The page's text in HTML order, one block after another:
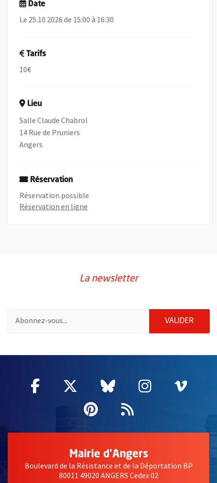
Date
Le 25.10.2026 de 15:00 à 16:30
Tarifs
10€
Lieu
Salle Claude Chabrol
14 Rue de Pruniers
Angers
Réservation
Réservation possible
Réservation en ligne
La newsletter
VALIDER
Facebook
, Ouvre une nouvelle fenêtre
Twitter
, Ouvre une nouvelle
Bluesky
, Ouvre une
Instagram
, Ouvre
,
Pinterest
, Ouvre une
Flux RSS
Mairie d'Angers
Boulevard de la Résistance et de la Déportation BP
80011 49020 ANGERS Cedex 02